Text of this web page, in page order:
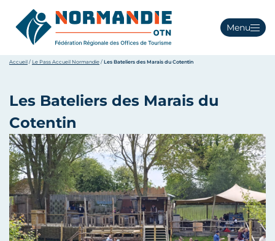
Menu
Accueil / Le Pass Accueil Normandie / Les Bateliers des Marais du Cotentin
Les Bateliers des Marais du
Cotentin